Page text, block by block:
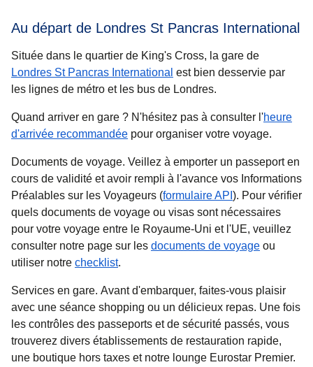
Au départ de Londres St Pancras International
Située dans le quartier de King's Cross, la gare de
Londres St Pancras International est bien desservie par
les lignes de métro et les bus de Londres.
Quand arriver en gare ? N'hésitez pas à consulter l'heure
d'arrivée recommandée pour organiser votre voyage.
Documents de voyage. Veillez à emporter un passeport en
cours de validité et avoir rempli à l'avance vos Informations
Préalables sur les Voyageurs (formulaire API ). Pour vérifier
quels documents de voyage ou visas sont nécessaires
pour votre voyage entre le Royaume-Uni et l'UE, veuillez
consulter notre page sur les documents de voyage ou
utiliser notre checklist.
Services en gare. Avant d'embarquer, faites-vous plaisir
avec une séance shopping ou un délicieux repas. Une fois
les contrôles des passeports et de sécurité passés, vous
trouverez divers établissements de restauration rapide,
une boutique hors taxes et notre lounge Eurostar Premier.